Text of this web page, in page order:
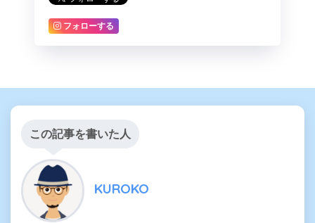
フォローする
この記事を書いた人
KUROKO